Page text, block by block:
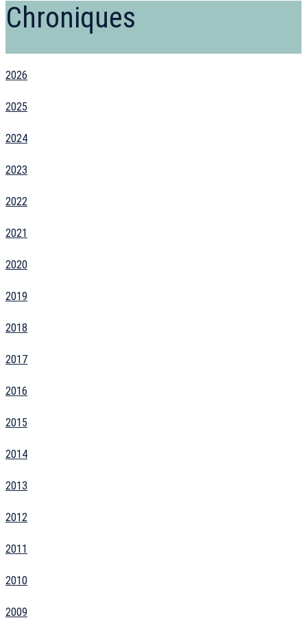
Chroniques
2026
2025
2024
2023
2022
2021
2020
2019
2018
2017
2016
2015
2014
2013
2012
2011
2010
2009